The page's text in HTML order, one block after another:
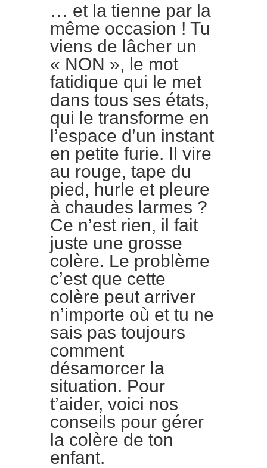
… et la tienne par la
même occasion ! Tu
viens de lâcher un
« NON », le mot
fatidique qui le met
dans tous ses états,
qui le transforme en
l’espace d’un instant
en petite furie. Il vire
au rouge, tape du
pied, hurle et pleure
à chaudes larmes ?
Ce n’est rien, il fait
juste une grosse
colère. Le problème
c’est que cette
colère peut arriver
n’importe où et tu ne
sais pas toujours
comment
désamorcer la
situation. Pour
t’aider, voici nos
conseils pour gérer
la colère de ton
enfant.